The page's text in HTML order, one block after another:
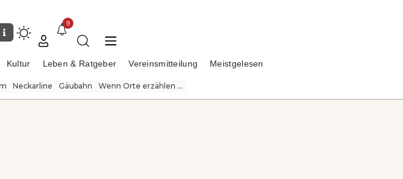
9
Kultur Leben & Ratgeber Vereinsmitteilung Meistgelesen
Neckarline Gäubahn Wenn Orte erzählen ...